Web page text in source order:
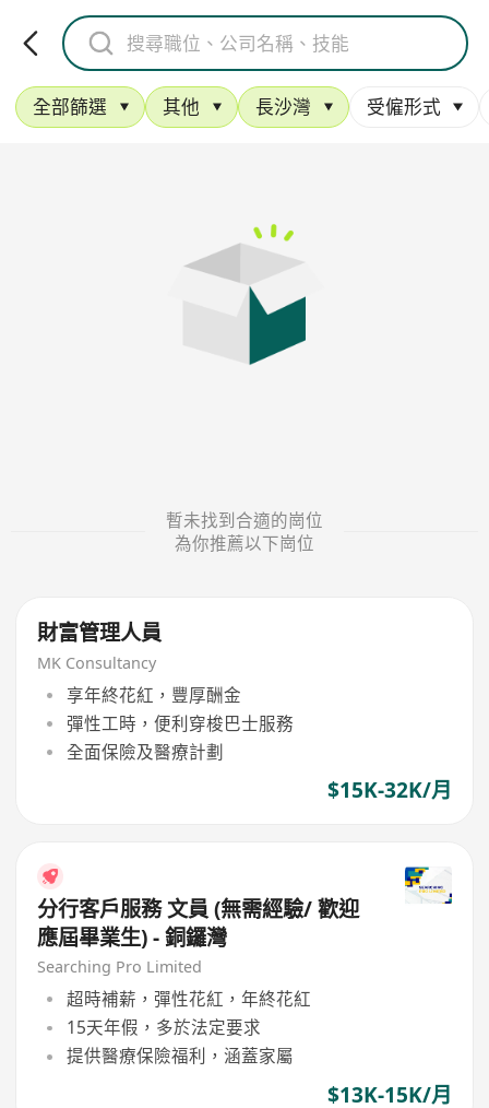
全部篩選 其他 長沙灣 受僱形式
暫未找到合適的崗位
為你推薦以下崗位
財富管理人員
MK Consultancy
享年終花紅，豐厚酬金
彈性工時，便利穿梭巴士服務
全面保險及醫療計劃
$15K-32K/月
分行客戶服務 文員 (無需經驗/ 歡迎
應屆畢業生) - 銅鑼灣
Searching Pro Limited
超時補薪，彈性花紅，年終花紅
15天年假，多於法定要求
提供醫療保險福利，涵蓋家屬
$13K-15K/月